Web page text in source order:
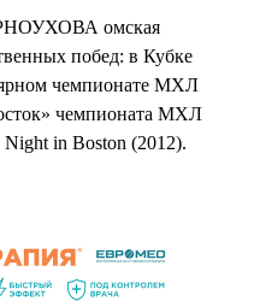
омская
побед: в Кубке
чемпионате МХЛ
чемпионата МХЛ
in Boston (2012).